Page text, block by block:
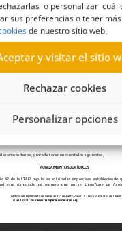
o personalizar cuál
sus preferencias o tener
de nuestro sitio web.
y visitar el sitio
Rechazar cookies
Personalizar opciones